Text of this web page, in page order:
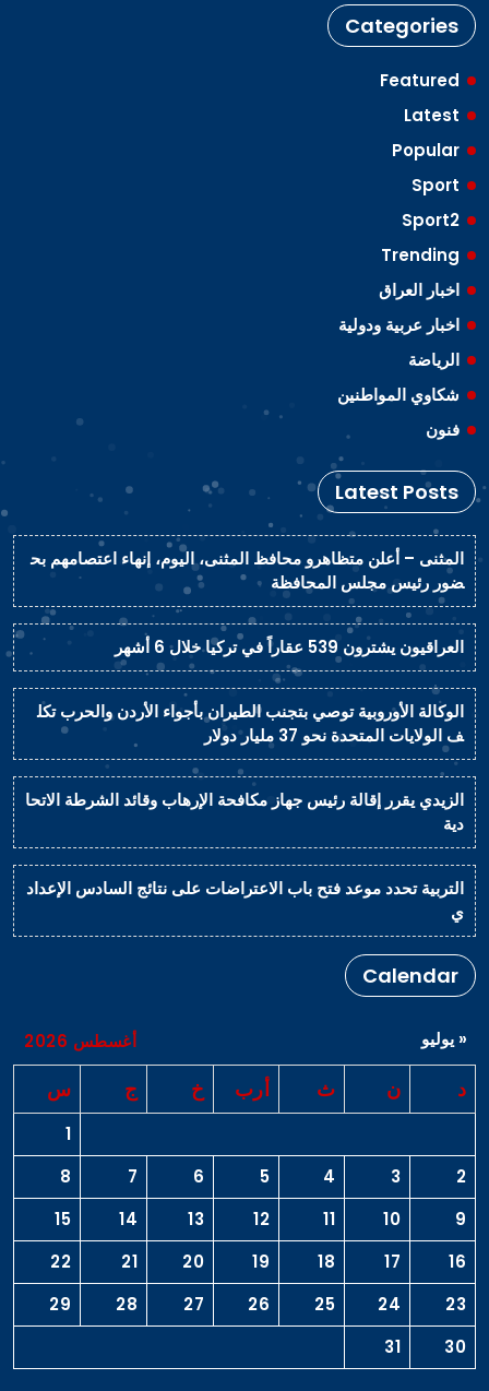
Categories
Featured
Latest
Popular
Sport
Sport2
Trending
اخبار العراق
اخبار عربية ودولية
الرياضة
شكاوي المواطنين
فنون
Latest Posts
المثنى – أعلن متظاهرو محافظ المثنى، اليوم، إنهاء اعتصامهم بح
ضور رئيس مجلس المحافظة
العراقيون يشترون 539 عقاراً في تركيا خلال 6 أشهر
الوكالة الأوروبية توصي بتجنب الطيران بأجواء الأردن والحرب تكل
ف الولايات المتحدة نحو 37 مليار دولار
الزيدي يقرر إقالة رئيس جهاز مكافحة الإرهاب وقائد الشرطة الاتحا
دية
التربية تحدد موعد فتح باب الاعتراضات على نتائج السادس الإعداد
ي
Calendar
أغسطس 2026
د ن ث أرب خ ج س
1
2
3
4
5
6
7
8
9
10
11
12
13
14
15
16
17
18
19
20
21
22
23
24
25
26
27
28
29
30
31
« يوليو